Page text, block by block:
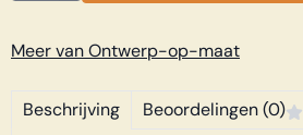
Meer van Ontwerp-op-maat
Beschrijving
Beoordelingen (0)